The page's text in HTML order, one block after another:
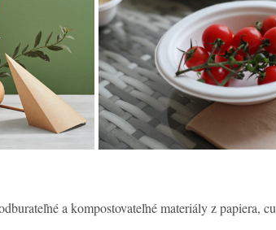
a kompostovateľné materiály z papiera,